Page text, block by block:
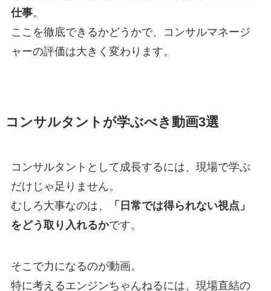
仕事。
ここを徹底できるかどうかで、コンサルマネージ
ャーの評価は大きく変わります。
コンサルタントが学ぶべき動画3選
コンサルタントとして成長するには、現場で学ぶ
だけじゃ足りません。
むしろ大事なのは、
「日常では得られない視点」
をどう取り入れるかです。
そこで力になるのが動画。
特に考えるエンジンちゃんねるには、現場直結の